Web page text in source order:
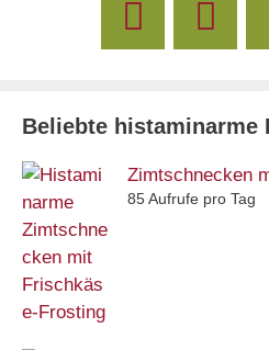
Beliebte histaminarme
Zimtschnecken
85 Aufrufe pro Tag